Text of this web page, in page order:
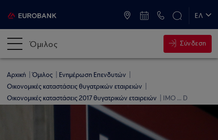
ΕΛ
Όμιλος Σύνδεση
Αρχική Όμιλος
Ενημέρωση Επενδυτών
Οικονομικές καταστάσεις θυγατρικών εταιρειών
Οικονομικές καταστάσεις 2017 θυγατρικών εταιρειών
IMO ... D